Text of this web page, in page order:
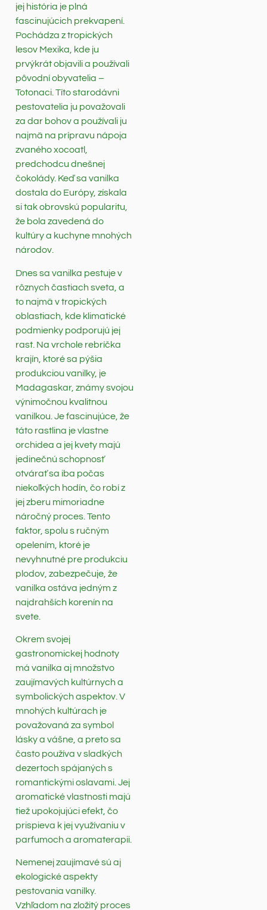
jej história je plná
fascinujúcich prekvapení.
Pochádza z tropických
lesov Mexika, kde ju
prvýkrát objavili a používali
pôvodní obyvatelia –
Totonaci. Títo starodávni
pestovatelia ju považovali
za dar bohov a používali ju
najmä na prípravu nápoja
zvaného xocoatl,
predchodcu dnešnej
čokolády. Keď sa vanilka
dostala do Európy, získala
si tak obrovskú popularitu,
že bola zavedená do
kultúry a kuchyne mnohých
národov.
Dnes sa vanilka pestuje v
rôznych častiach sveta, a
to najmä v tropických
oblastiach, kde klimatické
podmienky podporujú jej
rast. Na vrchole rebríčka
krajín, ktoré sa pýšia
produkciou vanilky, je
Madagaskar, známy svojou
výnimočnou kvalitnou
vanilkou. Je fascinujúce, že
táto rastlina je vlastne
orchidea a jej kvety majú
jedinečnú schopnosť
otvárať sa iba počas
niekoľkých hodín, čo robí z
jej zberu mimoriadne
náročný proces. Tento
faktor, spolu s ručným
opelením, ktoré je
nevyhnutné pre produkciu
plodov, zabezpečuje, že
vanilka ostáva jedným z
najdrahších korenín na
svete.
Okrem svojej
gastronomickej hodnoty
má vanilka aj množstvo
zaujímavých kultúrnych a
symbolických aspektov. V
mnohých kultúrach je
považovaná za symbol
lásky a vášne, a preto sa
často používa v sladkých
dezertoch spájaných s
romantickými oslavami. Jej
aromatické vlastnosti majú
tiež upokojujúci efekt, čo
prispieva k jej využívaniu v
parfumoch a aromaterapii.
Nemenej zaujímavé sú aj
ekologické aspekty
pestovania vanilky.
Vzhľadom na zložitý proces